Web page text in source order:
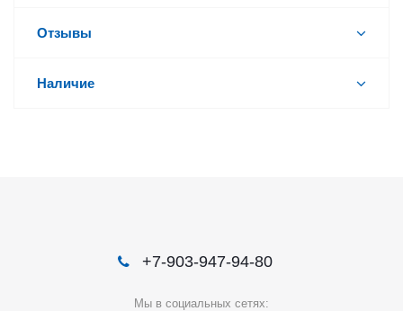
Отзывы
Наличие
+7-903-947-94-80
Мы в социальных сетях: